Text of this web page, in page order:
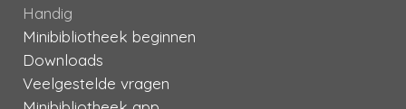
Handig
Minibibliotheek beginnen
Downloads
Veelgestelde vragen